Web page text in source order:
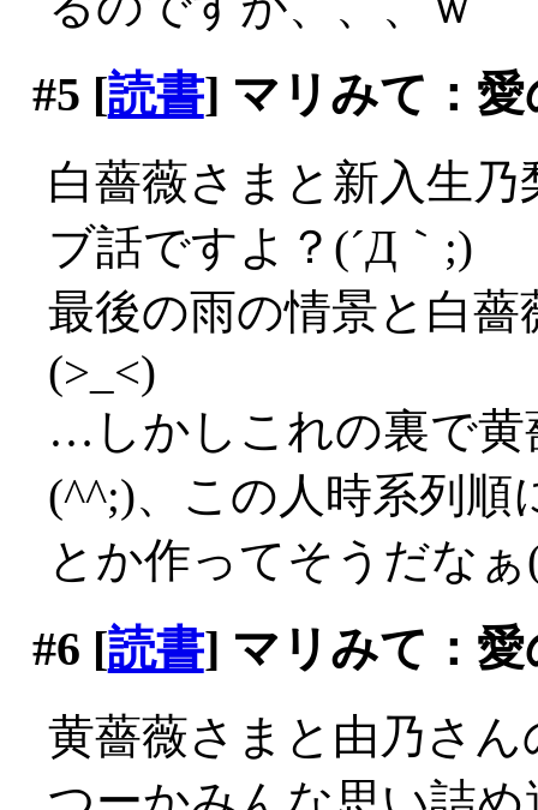
#5 [読書] マリみて：
白薔薇さまと新入生
ブ話ですよ？(´Д｀;)
最後の雨の情景と白
(>_<)
…しかしこれの裏で黄
(^^;)、この人時系列
とか作ってそうだなぁ
#6 [読書] マリみて：
黄薔薇さまと由乃さ